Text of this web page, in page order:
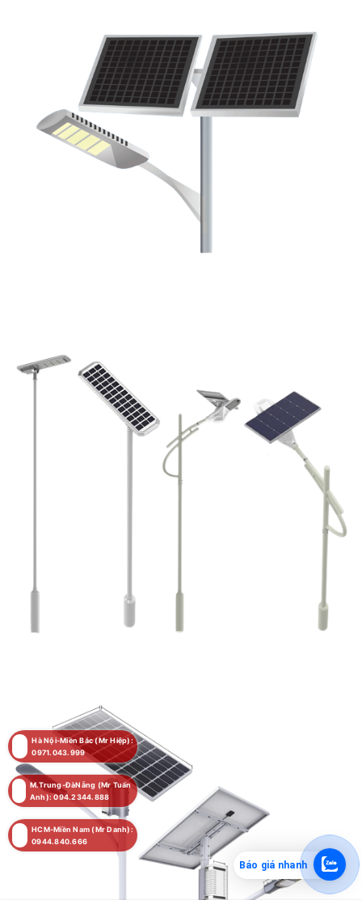
HCM-Miền Nam (Mr Danh):
0944.840.666
Hà Nội-Miền Bắc (Mr Hiệp):
0971.043.999
M.Trung-ĐàNẵng (Mr Tuấn
Anh): 094.2344.888
Báo giá nhanh